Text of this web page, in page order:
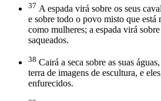
37 A espada virá sobre os seus
e sobre todo o povo misto que está
como mulheres; a espada virá
saqueados.
38 Cairá a seca sobre as suas
terra de imagens de escultura, e
enfurecidos.